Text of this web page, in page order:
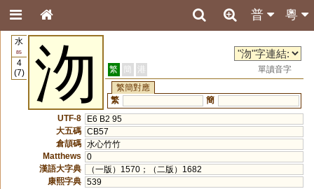
粵
普
水
85
4
(7)
沕 繁 簡 港
單讀音字
繁簡對應
繁
簡
UTF-8
E6 B2 95
大五碼 CB57
倉頡碼 水心竹竹
Matthews
0
漢語大字典
（一版）1570；（二版）1682
康熙字典 539